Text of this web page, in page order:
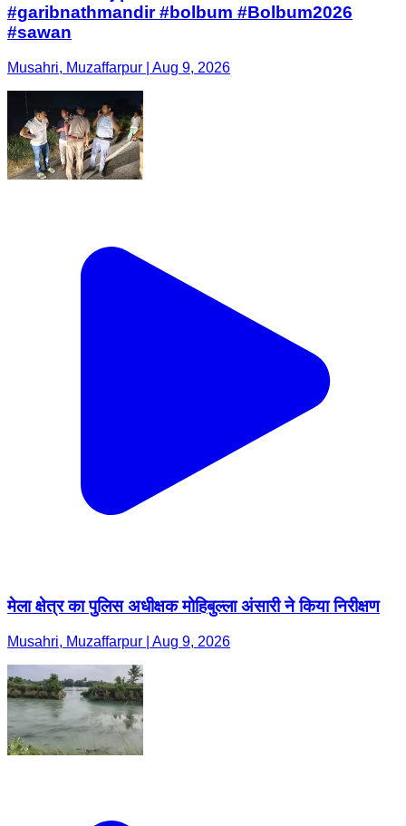
#garibnathmandir #bolbum #Bolbum2026
#sawan
Musahri, Muzaffarpur | Aug 9, 2026
मेला क्षेत्र का पुलिस अधीक्षक मोहिबुल्ला अंसारी ने किया निरीक्षण
Musahri, Muzaffarpur | Aug 9, 2026